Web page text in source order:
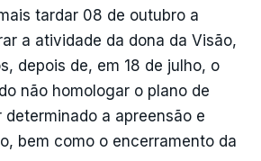
tardar 08 de outubro a
a atividade da dona da Visão,
depois de, em 18 de julho, o
não homologar o plano de
a apreensão e
bem como o encerramento da